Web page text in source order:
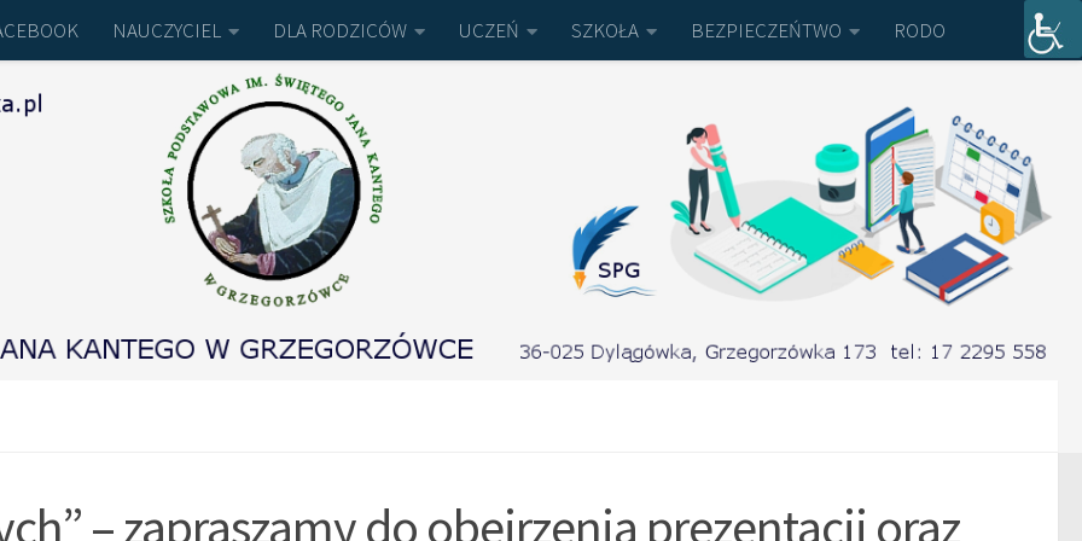
NAUCZYCIEL DLA RODZICÓW UCZEŃ SZKOŁA BEZPIECZEŃTWO RODO
– zapraszamy do obejrzenia prezentacji oraz